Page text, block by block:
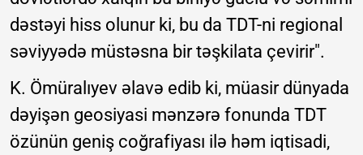
dəstəyi hiss olunur ki, bu da TDT-ni regional
səviyyədə müstəsna bir təşkilata çevirir".
K. Ömüralıyev əlavə edib ki, müasir dünyada
dəyişən geosiyasi mənzərə fonunda TDT
özünün geniş coğrafiyası ilə həm iqtisadi,